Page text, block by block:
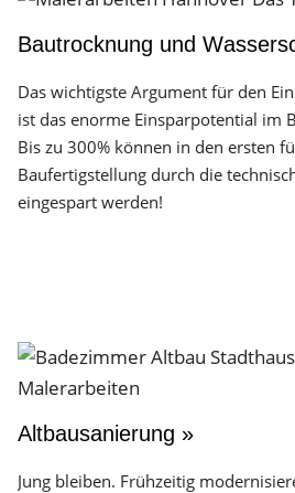
Bautrocknung und
Das wichtigste Argument für den
ist das enorme Einsparpotential im
Bis zu 300% können in den ersten
Baufertigstellung durch die
eingespart werden!
Altbausanierung »
Jung bleiben. Frühzeitig